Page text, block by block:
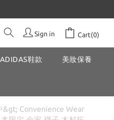
Sign in Cart(0)
ADIDAS鞋款 美妝保養